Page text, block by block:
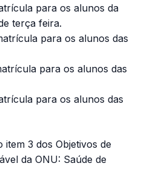
para os alunos da
terça feira.
para os alunos das
para os alunos das
para os alunos das
item 3 dos Objetivos de
da ONU: Saúde de